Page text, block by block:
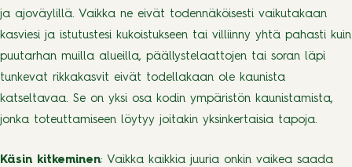
ja ajoväylillä. Vaikka ne eivät todennäköisesti vaikutakaan
kasviesi ja istutustesi kukoistukseen tai villiinny yhtä pahasti kuin
puutarhan muilla alueilla, päällystelaattojen tai soran läpi
tunkevat rikkakasvit eivät todellakaan ole kaunista
katseltavaa. Se on yksi osa kodin ympäristön kaunistamista,
jonka toteuttamiseen löytyy joitakin yksinkertaisia tapoja.
Käsin kitkeminen: Vaikka kaikkia juuria onkin vaikea saada